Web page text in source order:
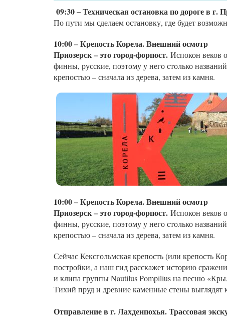
09:30 – Техническая остановка по дороге в г.
По пути мы сделаем остановку, где будет
10:00 – Крепость Корела. Внешний осмотр
Приозерск – это город-форпост. Испокон веков
финны, русские, поэтому у него столько
крепостью – сначала из дерева, затем из камня.
10:00 – Крепость Корела. Внешний осмотр
Приозерск – это город-форпост. Испокон веков
финны, русские, поэтому у него столько
крепостью – сначала из дерева, затем из камня.
Сейчас Кексгольмская крепость (или крепость
постройки, а наш гид расскажет историю
и клипа группы Nautilus Pompilius на песню
Тихий пруд и древние каменные стены
Отправление в г. Лахденпохья. Трассовая